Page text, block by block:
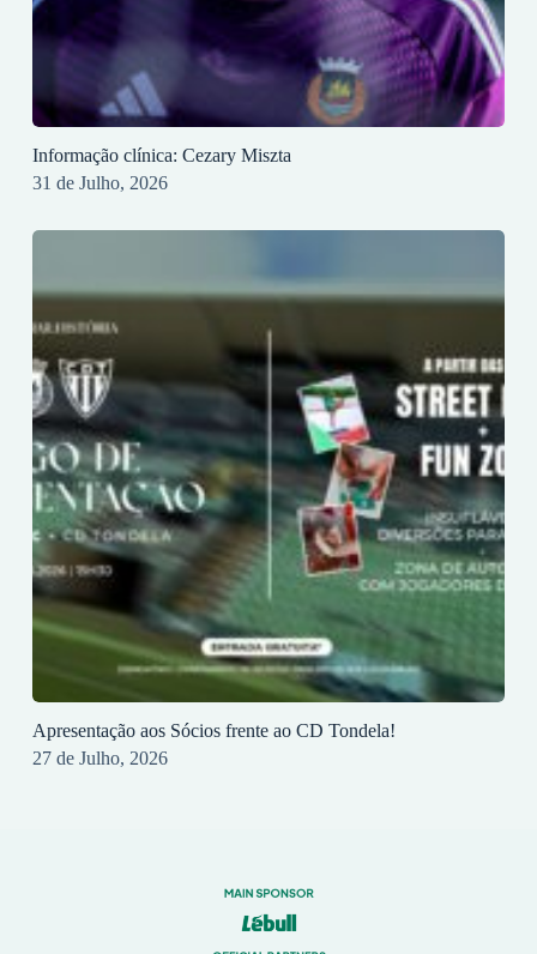
Informação clínica: Cezary Miszta
31 de Julho, 2026
Apresentação aos Sócios frente ao CD Tondela!
27 de Julho, 2026